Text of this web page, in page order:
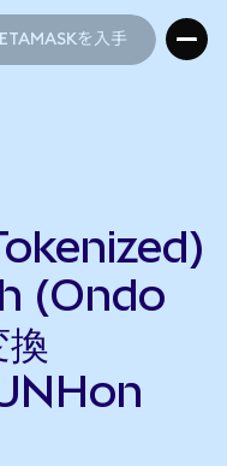
を入手
(Ondo